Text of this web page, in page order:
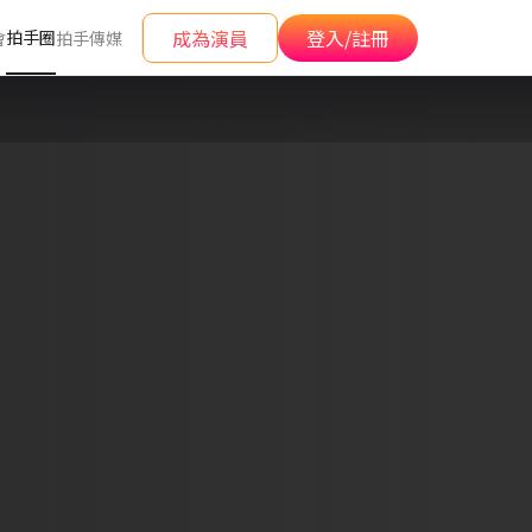
拍手圈拍手傳媒 成為演員 登入/註冊